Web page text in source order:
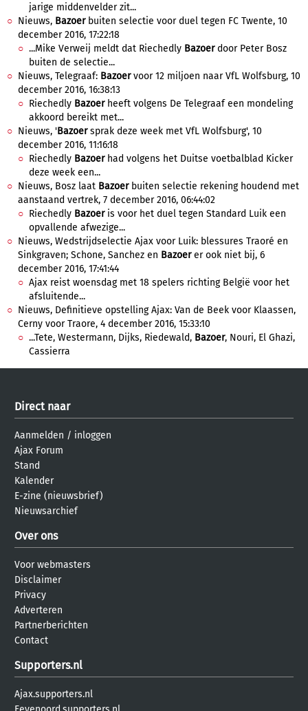
jarige middenvelder zit...
Nieuws, Bazoerbuiten selectie voor duel tegen FC Twente, 10
december 2016, 17:22:18
...Mike Verweij meldt dat Riechedly Bazoerdoor Peter Bosz
buiten de selectie...
Nieuws, Telegraaf: Bazoervoor 12 miljoen naar VfL Wolfsburg, 10
december 2016, 16:38:13
Riechedly Bazoerheeft volgens De Telegraaf een mondeling
akkoord bereikt met...
Nieuws, 'Bazoersprak deze week met VfL Wolfsburg', 10
december 2016, 11:16:18
Riechedly Bazoerhad volgens het Duitse voetbalblad Kicker
deze week een...
Nieuws, Bosz laat Bazoerbuiten selectie rekening houdend met
aanstaand vertrek, 7 december 2016, 06:44:02
Riechedly Bazoeris voor het duel tegen Standard Luik een
opvallende afwezige...
Nieuws, Wedstrijdselectie Ajax voor Luik: blessures Traoré en
Sinkgraven; Schone, Sanchez en Bazoerer ook niet bij, 6
december 2016, 17:41:44
Ajax reist woensdag met 18 spelers richting België voor het
afsluitende...
Nieuws, Definitieve opstelling Ajax: Van de Beek voor Klaassen,
Cerny voor Traore, 4 december 2016, 15:33:10
...Tete, Westermann, Dijks, Riedewald, Bazoer, Nouri, El Ghazi,
Cassierra
Direct naar
Aanmelden / inloggen
Ajax Forum
Stand
Kalender
E-zine (nieuwsbrief)
Nieuwsarchief
Over ons
Voor webmasters
Disclaimer
Privacy
Adverteren
Partnerberichten
Contact
Supporters.nl
Ajax.supporters.nl